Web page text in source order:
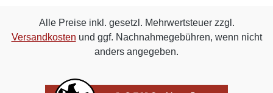
Alle Preise inkl. gesetzl. Mehrwertsteuer zzgl.
Versandkosten und ggf. Nachnahmegebühren, wenn nicht
anders angegeben.